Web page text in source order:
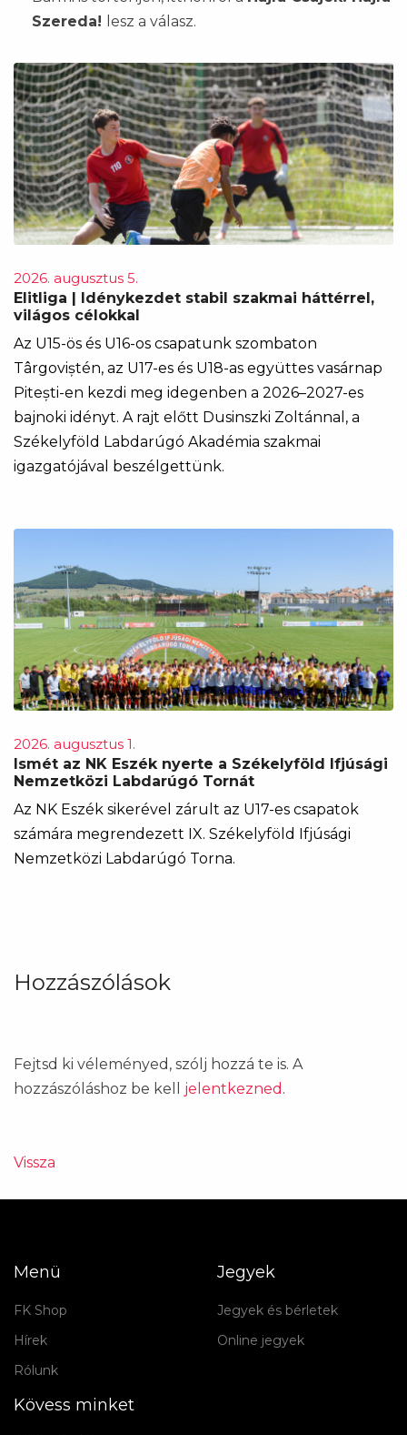
Szereda! lesz a válasz.
2026. augusztus 5.
Elitliga | Idénykezdet stabil szakmai háttérrel,
világos célokkal
Az U15-ös és U16-os csapatunk szombaton
Târgoviștén, az U17-es és U18-as együttes vasárnap
Pitești-en kezdi meg idegenben a 2026–2027-es
bajnoki idényt. A rajt előtt Dusinszki Zoltánnal, a
Székelyföld Labdarúgó Akadémia szakmai
igazgatójával beszélgettünk.
2026. augusztus 1.
Ismét az NK Eszék nyerte a Székelyföld Ifjúsági
Nemzetközi Labdarúgó Tornát
Az NK Eszék sikerével zárult az U17-es csapatok
számára megrendezett IX. Székelyföld Ifjúsági
Nemzetközi Labdarúgó Torna.
Hozzászólások
Fejtsd ki véleményed, szólj hozzá te is. A
hozzászóláshoz be kell jelentkezned .
Vissza
Menü
FK Shop
Hírek
Rólunk
Jegyek
Jegyek és bérletek
Online jegyek
Kövess minket